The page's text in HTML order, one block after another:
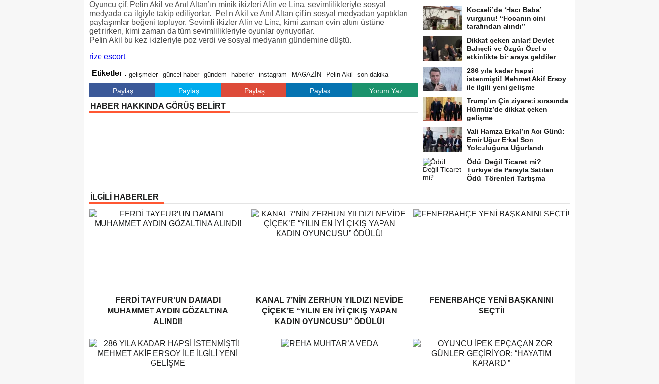
Oyuncu çift Pelin Akil ve Anıl Altan’ın minik ikizleri Alin ve Lina, sevimlilikleriyle sosyal
medyada da ilgiyle takip ediliyorlar. Pelin Akil ve Anıl Altan çiftin sosyal medyadan yaptıkları
paylaşımlar beğeni topluyor. Sevimli ikizler Alin ve Lina, kimi zaman evin altını üstüne
getirirken, kimi zaman da tüm sevimlilikleriyle oyunlar oynuyorlar.
Pelin Akil bu kez ikizleriyle poz verdi ve sosyal medyanın gündemine düştü.
rize escort
Etiketler : gelişmeler güncel haber gündem haberler instagram MAGAZİN Pelin Akil son dakika
Paylaş Paylaş Paylaş Paylaş Yorum Yaz
HABER HAKKINDA GÖRÜŞ BELİRT
Kocaeli’de ‘Hacı Baba’
vurgunu! “Hocanın cini
tarafından alındı”
Dikkat çeken anlar! Devlet
Bahçeli ve Özgür Özel o
etkinlikte bir araya geldiler
286 yıla kadar hapsi
istenmişti! Mehmet Akif Ersoy
ile ilgili yeni gelişme
Trump’ın Çin ziyareti sırasında
Hürmüz’de dikkat çeken
gelişme
Vali Hamza Erkal’ın Acı Günü:
Emir Uğur Erkal Son
Yolculuğuna Uğurlandı
Ödül Değil Ticaret mi?
Türkiye’de Parayla Satılan
Ödül Törenleri Tartışma
İLGİLİ HABERLER
FERDI TAYFUR’UN DAMADI
MUHAMMET AYDIN GÖZALTINA
ALINDI!
KANAL 7’NİN ZERHUN YILDIZI NEVİDE
ÇİÇEK’E “YILIN EN İYİ ÇIKIŞ YAPAN
KADIN OYUNCUSU” ÖDÜLÜ!
FENERBAHÇE YENI BAŞKANINI
SEÇTI!